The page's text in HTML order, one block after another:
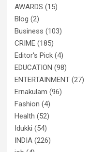
AWARDS (15)
Blog (2)
Business (103)
CRIME (185)
Editor's Pick (4)
EDUCATION (98)
ENTERTAINMENT (27)
Ernakulam (96)
Fashion (4)
Health (52)
Idukki (54)
INDIA (226)